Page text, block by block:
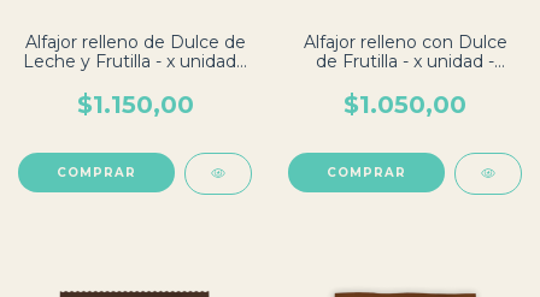
Alfajor relleno de Dulce de
Leche y Frutilla - x unidad -
$1.150,00
Alfajor relleno con Dulce
de Frutilla - x unidad -
$1.050,00